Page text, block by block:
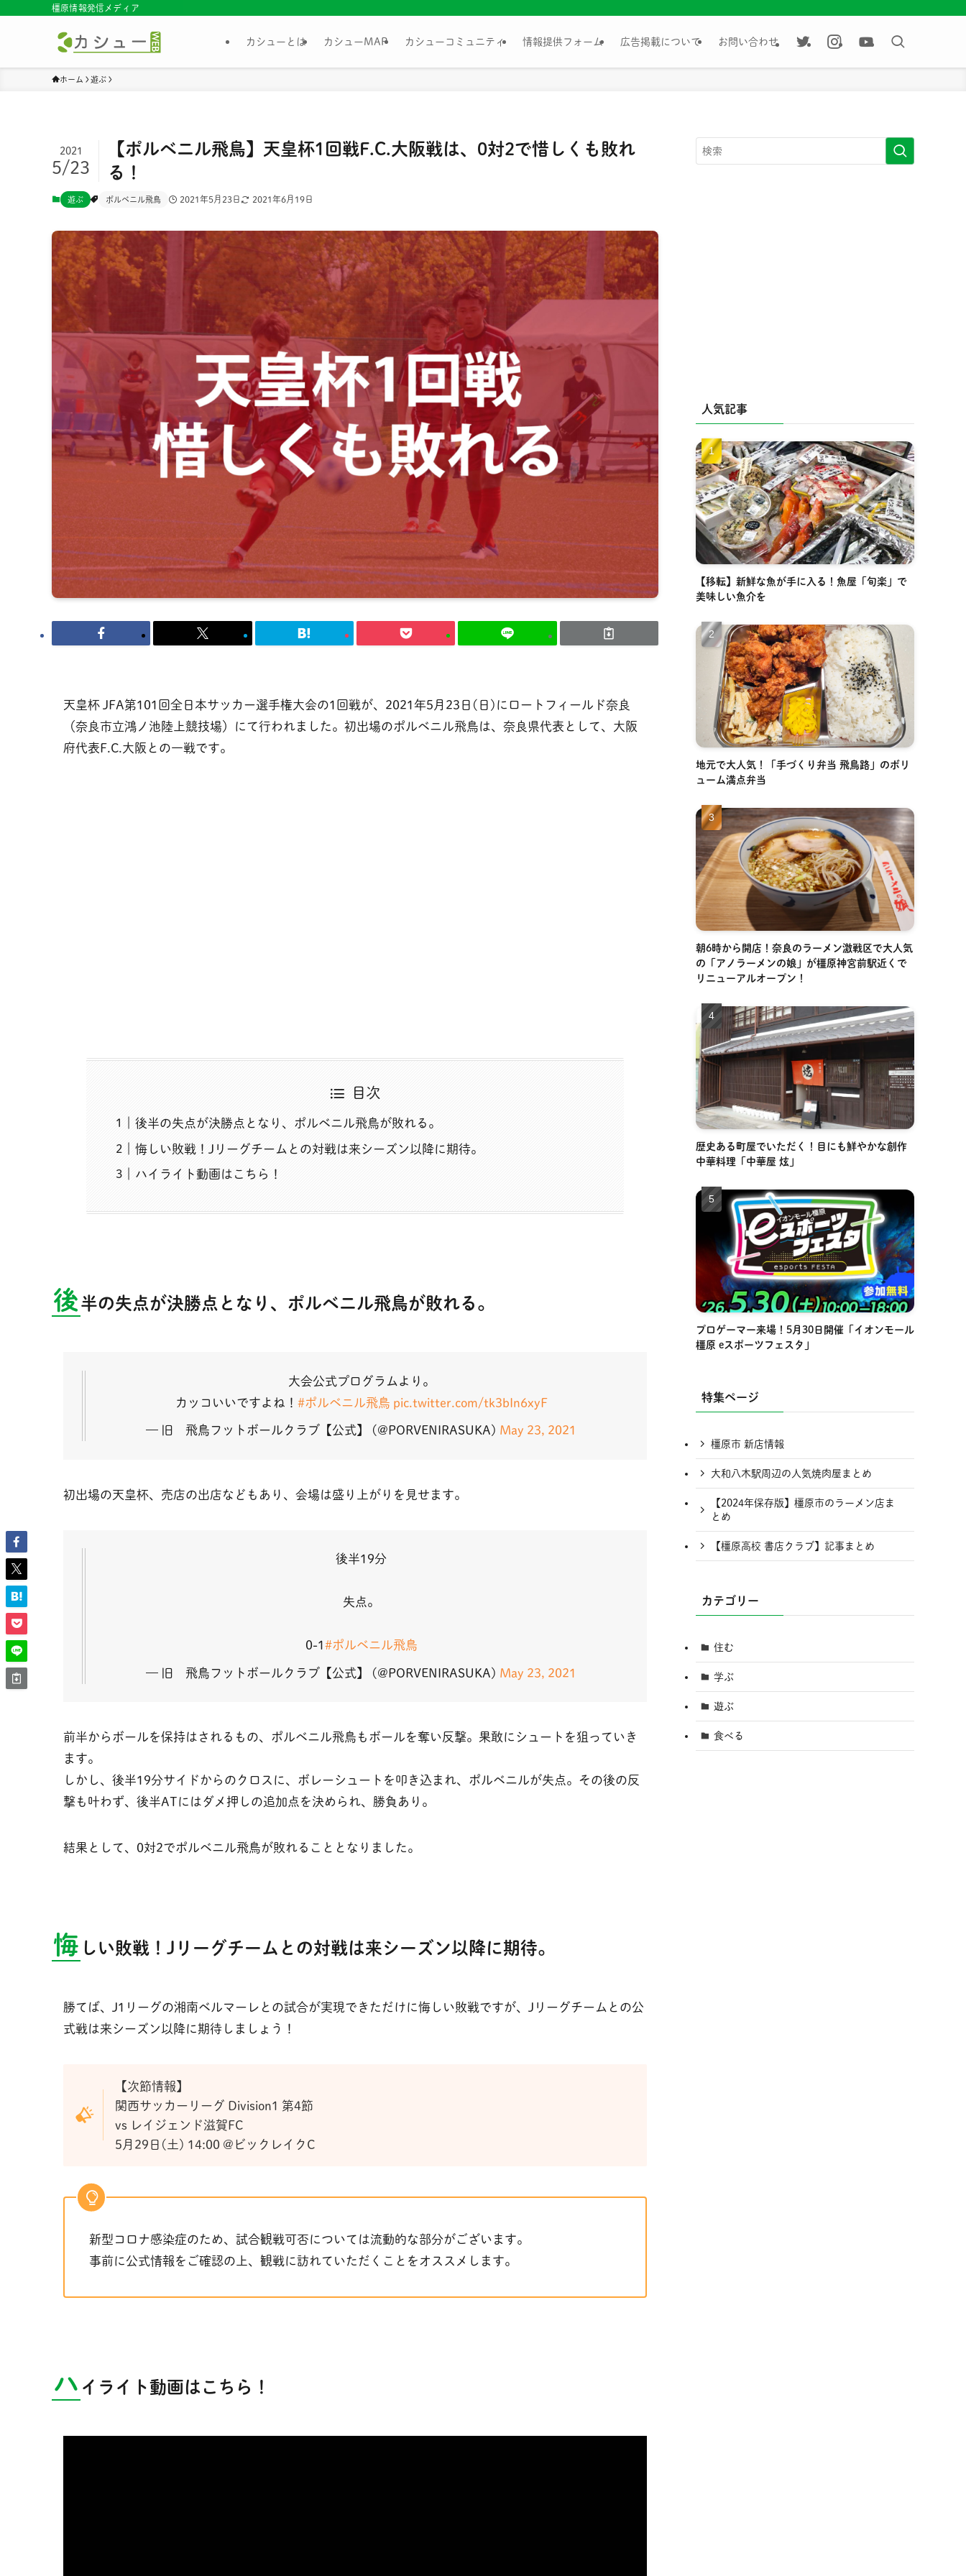
橿原情報発信メディア
カシューとは カシューMAP カシューコミュニティ 情報提供フォーム 広告掲載について お問い合わせ
ホーム 遊ぶ
【ポルベニル飛鳥】天皇杯1回戦F.C.大阪戦は、0対2で惜しくも敗れ
る！
2021
5/23
遊ぶ ポルベニル飛鳥 2021年5月23日 2021年6月19日
天皇杯 JFA第101回全日本サッカー選手権大会の1回戦が、2021年5月23日(日)にロートフィールド奈良
（奈良市立鴻ノ池陸上競技場）にて行われました。初出場のポルベニル飛鳥は、奈良県代表として、大阪
府代表F.C.大阪との一戦です。
目次
後半の失点が決勝点となり、ポルベニル飛鳥が敗れる。
悔しい敗戦！Jリーグチームとの対戦は来シーズン以降に期待。
ハイライト動画はこちら！
後 半の失点が決勝点となり、ポルベニル飛鳥が敗れる。
大会公式プログラムより。
カッコいいですよね！ #ポルベニル飛鳥 pic.twitter.com/tk3bIn6xyF
— 旧 飛鳥フットボールクラブ【公式】 (@PORVENIRASUKA) May 23, 2021
初出場の天皇杯、売店の出店などもあり、会場は盛り上がりを見せます。
後半19分
失点。
0-1#ポルベニル飛鳥
— 旧 飛鳥フットボールクラブ【公式】 (@PORVENIRASUKA) May 23, 2021
前半からボールを保持はされるもの、ポルベニル飛鳥もボールを奪い反撃。果敢にシュートを狙っていき
ます。
しかし、後半19分サイドからのクロスに、ボレーシュートを叩き込まれ、ポルベニルが失点。その後の反
撃も叶わず、後半ATにはダメ押しの追加点を決められ、勝負あり。
結果として、0対2でポルベニル飛鳥が敗れることとなりました。
悔 しい敗戦！Jリーグチームとの対戦は来シーズン以降に期待。
勝てば、J1リーグの湘南ベルマーレとの試合が実現できただけに悔しい敗戦ですが、Jリーグチームとの公
式戦は来シーズン以降に期待しましょう！
【次節情報】
関西サッカーリーグ Division1 第4節
vs レイジェンド滋賀FC
5月29日(土) 14:00 @ビックレイクC
新型コロナ感染症のため、試合観戦可否については流動的な部分がございます。
事前に公式情報をご確認の上、観戦に訪れていただくことをオススメします。
ハ イライト動画はこちら！
人気記事
【移転】新鮮な魚が手に入る！魚屋「旬楽」で
美味しい魚介を
地元で大人気！「手づくり弁当 飛鳥路」のボリ
ューム満点弁当
朝6時から開店！奈良のラーメン激戦区で大人気
の「アノラーメンの娘」が橿原神宮前駅近くで
リニューアルオープン！
歴史ある町屋でいただく！目にも鮮やかな創作
中華料理「中華屋 炫」
プロゲーマー来場！5月30日開催「イオンモール
橿原 eスポーツフェスタ」
特集ページ
橿原市 新店情報
大和八木駅周辺の人気焼肉屋まとめ
【2024年保存版】橿原市のラーメン店ま
とめ
【橿原高校 書店クラブ】記事まとめ
カテゴリー
住む
学ぶ
遊ぶ
食べる